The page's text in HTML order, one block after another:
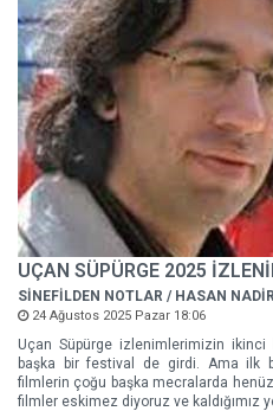
UÇAN SÜPÜRGE 2025
SİNEFİLDEN NOTLAR / HASAN
24 Ağustos 2025 Pazar 18:06
Uçan Süpürge izlenimlerimizin
başka bir festival de girdi. Ama ilk
filmlerin çoğu başka mecralarda henüz
filmler eskimez diyoruz ve kaldığımız